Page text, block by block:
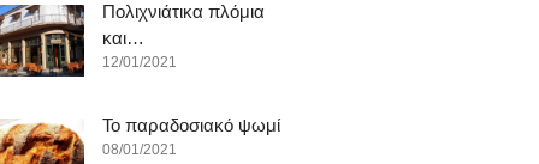
Πολιχνιάτικα πλόμια
και…
12/01/2021
To παραδοσιακό ψωμί
08/01/2021